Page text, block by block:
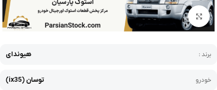
بزرگنمایی تصویر
برند : هیوندای
خودرو توسان (ix35)